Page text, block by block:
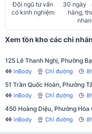
Đội ngũ tư vấn
có kinh nghiệm
30 ngày
hàng,
Xem tồn kho các chi
125 Lê Thanh Nghị, Phường
inBody Chỉ đường
51 Trần Quốc Hoàn, Phường
inBody Chỉ đường
450 Hoàng Diệu, Phường Hòa
inBody Chỉ đường